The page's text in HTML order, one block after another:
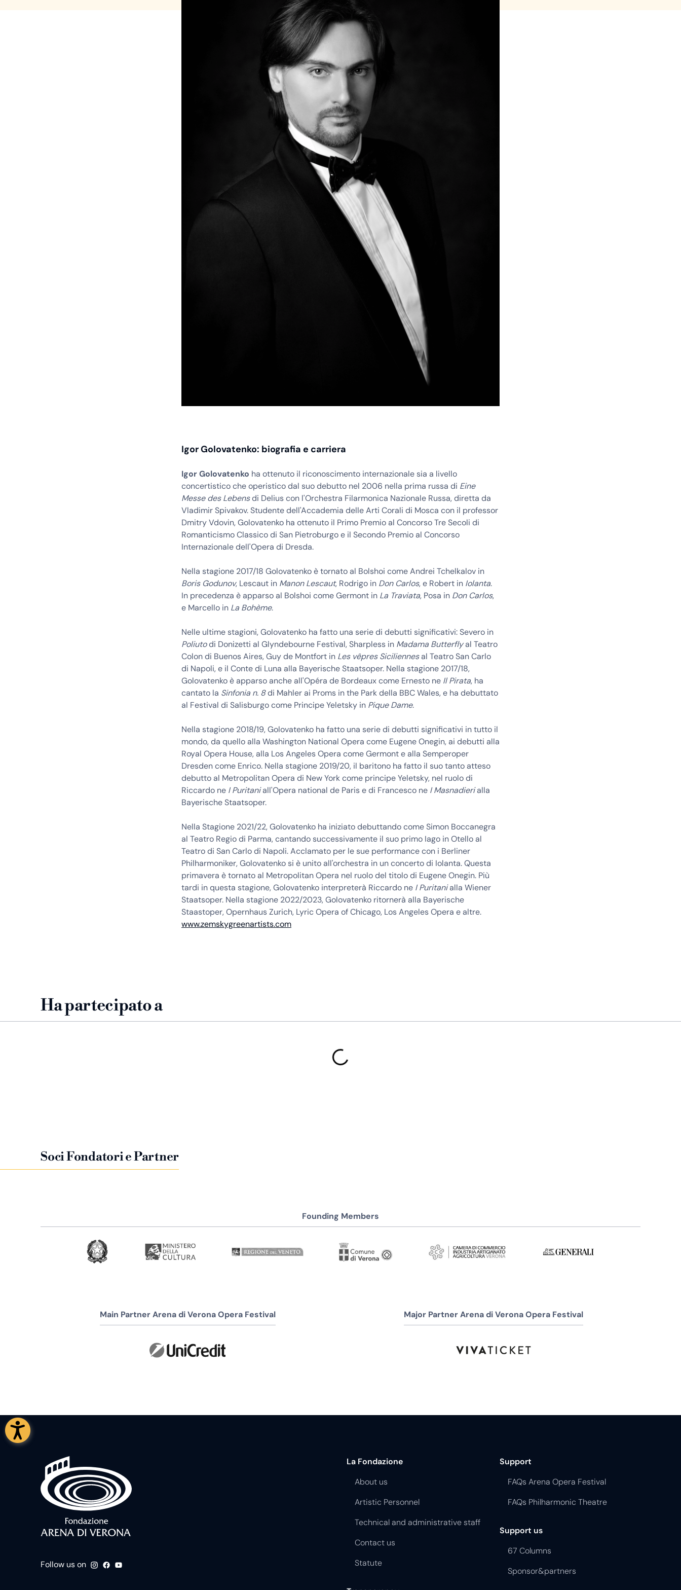
Igor Golovatenko: biografia e carriera
Igor Golovatenko ha ottenuto il riconoscimento internazionale sia a livello
concertistico che operistico dal suo debutto nel 2006 nella prima russa di Eine
Messe des Lebensdi Delius con l'Orchestra Filarmonica Nazionale Russa, diretta da
Vladimir Spivakov. Studente dell'Accademia delle Arti Corali di Mosca con il professor
Dmitry Vdovin, Golovatenko ha ottenuto il Primo Premio al Concorso Tre Secoli di
Romanticismo Classico di San Pietroburgo e il Secondo Premio al Concorso
Internazionale dell'Opera di Dresda.
Nella stagione 2017/18 Golovatenko è tornato al Bolshoi come Andrei Tchelkalov in
Boris Godunov, Lescaut in Manon Lescaut, Rodrigo in Don Carlos, e Robert in Iolanta.
In precedenza è apparso al Bolshoi come Germont in La Traviata, Posa in Don Carlos,
e Marcello in La Bohème.
Nelle ultime stagioni, Golovatenko ha fatto una serie di debutti significativi: Severo in
Poliutodi Donizetti al Glyndebourne Festival, Sharpless in Madama Butterflyal Teatro
Colon di Buenos Aires, Guy de Montfort in Les vêpres Siciliennesal Teatro San Carlo
di Napoli, e il Conte di Luna alla Bayerische Staatsoper. Nella stagione 2017/18,
Golovatenko è apparso anche all'Opéra de Bordeaux come Ernesto ne Il Pirata, ha
cantato la Sinfonia n. 8di Mahler ai Proms in the Park della BBC Wales, e ha debuttato
al Festival di Salisburgo come Principe Yeletsky in Pique Dame.
Nella stagione 2018/19, Golovatenko ha fatto una serie di debutti significativi in tutto il
mondo, da quello alla Washington National Opera come Eugene Onegin, ai debutti alla
Royal Opera House, alla Los Angeles Opera come Germont e alla Semperoper
Dresden come Enrico. Nella stagione 2019/20, il baritono ha fatto il suo tanto atteso
debutto al Metropolitan Opera di New York come principe Yeletsky, nel ruolo di
Riccardo ne I Puritaniall'Opera national de Paris e di Francesco ne I Masnadierialla
Bayerische Staatsoper.
Nella Stagione 2021/22, Golovatenko ha iniziato debuttando come Simon Boccanegra
al Teatro Regio di Parma, cantando successivamente il suo primo Iago in Otello al
Teatro di San Carlo di Napoli. Acclamato per le sue performance con i Berliner
Philharmoniker, Golovatenko si è unito all'orchestra in un concerto di Iolanta. Questa
primavera è tornato al Metropolitan Opera nel ruolo del titolo di Eugene Onegin. Più
tardi in questa stagione, Golovatenko interpreterà Riccardo ne I Puritanialla Wiener
Staatsoper. Nella stagione 2022/2023, Golovatenko ritornerà alla Bayerische
Staastoper, Opernhaus Zurich, Lyric Opera of Chicago, Los Angeles Opera e altre.
www.zemskygreenartists.com
Ha partecipato a
Soci Fondatori e Partner
Founding Members
Main Partner Arena di Verona Opera Festival Major Partner Arena di Verona Opera Festival
Follow us on
La Fondazione
About us
Artistic Personnel
Technical and administrative staff
Contact us
Statute
Support
FAQs Arena Opera Festival
FAQs Philharmonic Theatre
Support us
67 Columns
Sponsor&partners